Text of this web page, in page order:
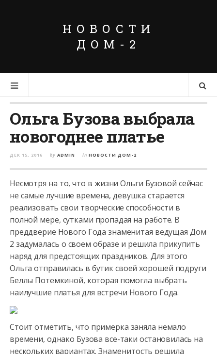
НОВОСТИ
ДОМ-2
Ольга Бузова выбрала
новогоднее платье
ДЕК 15, 2016 by ADMIN in НОВОСТИ ДОМ-2
Несмотря на то, что в жизни Ольги Бузовой сейчас
не самые лучшие времена, девушка старается
реализовать свои творческие способности в
полной мере, сутками пропадая на работе. В
преддверие Нового Года знаменитая ведущая Дом
2 задумалась о своем образе и решила прикупить
наряд для предстоящих праздников. Для этого
Ольга отправилась в бутик своей хорошей подруги
Беллы Потемкиной, которая помогла выбрать
наилучшие платья для встречи Нового Года.
Стоит отметить, что примерка заняла немало
времени, однако Бузова все-таки остановилась на
нескольких вариантах. Знаменитость решила